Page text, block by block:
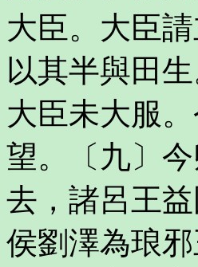
大臣。大臣
以其半與田
大臣未大服
望。〔九〕
去，諸呂王
侯劉澤為琅